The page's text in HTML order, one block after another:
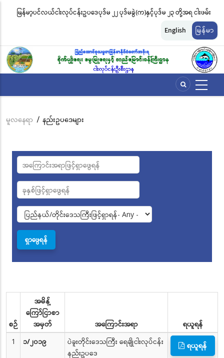
အဓိက
အကြောင်းအရာ
မည်
မြန်မာ့ပင်လယ်ငါးလုပ်ငန်းဥပဒေပုဒ်မ ၂၂ ပုဒ်မခွဲ(က)နှင့်ပုဒ်မ ၂၃ တို့အရ ငါးဖမ်း
ကိရိယာအမျိုးအစားအလိုက် လိုင်စင်ခနှုန်းထားများကို အောက်ပါအတိုင်း
မ
English မြန်မာ
Breadcrumb
မူလနေရာ / နည်းဥပဒေများ
စဉ်
အမိန့်
ကြော်ငြာစာ
အမှတ်
အကြောင်းအရာ
ရယူရန်
1
၁/၂၀၁၉
ပဲခူးတိုင်းဒေသကြီး ရေချိုငါးလုပ်ငန်း
နည်းဥပဒေ
ရယူရန်